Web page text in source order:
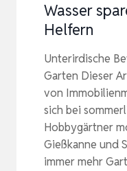
Wasser
Helfern
Unterirdische
Garten Dieser
von
sich bei
Hobbygärtner
Gießkanne und
immer mehr